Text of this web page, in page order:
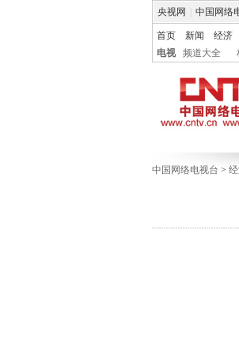
央视网 中国网络
首页 新闻 经济
电视
频道大全
中国网络电视台 >